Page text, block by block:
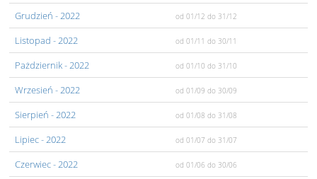
Grudzień - 2022 od 01/12 do 31/12
Listopad - 2022 od 01/11 do 30/11
Pażdziernik- 2022 od 01/10 do 31/10
Wrzesień - 2022 od 01/09 do 30/09
Sierpień - 2022 od 01/08 do 31/08
Lipiec- 2022 od 01/07 do 31/07
Czerwiec- 2022 od 01/06 do 30/06